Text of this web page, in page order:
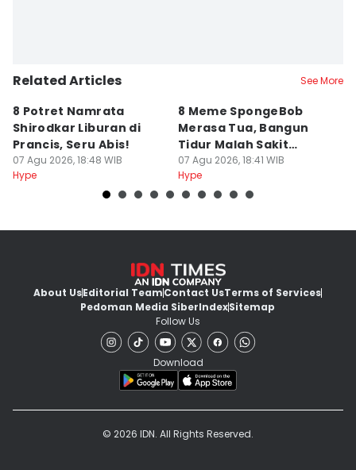
Related Articles See More
8 Potret Namrata
Shirodkar Liburan di
Prancis, Seru Abis!
07 Agu 2026, 18:48 WIB
Hype
8 Meme SpongeBob
Merasa Tua, Bangun
Tidur Malah Sakit
Punggung
07 Agu 2026, 18:41 WIB
Hype
About UsEditorial TeamContact UsTerms of Services
Pedoman Media SiberIndexSitemap
Follow Us
Download
© 2026 IDN. All Rights Reserved.